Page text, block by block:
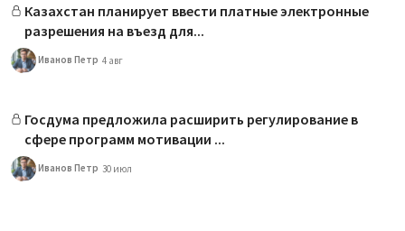
Казахстан планирует ввести платные электронные
разрешения на въезд для...
Иванов Петр 4 авг
Госдума предложила расширить регулирование в
сфере программ мотивации ...
Иванов Петр 30 июл